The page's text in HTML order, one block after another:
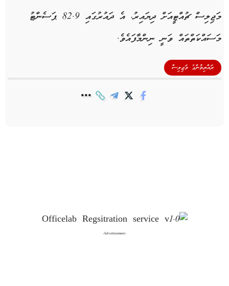
މަޖިލިސް ޗުއްޓީއަށް ދިޔައިރު، އެ ދައުރުގައި 82.9 ޕަސެންޓު
މަސައްކަތްތައް ވަނީ ނިންމާފައެވެ.
ރައްޔިތުންގެ މަޖިލިސް
-Advertisement-